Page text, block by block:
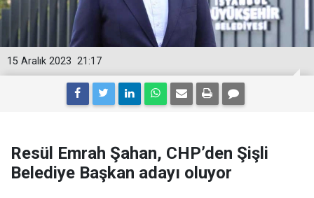
21:17
15 Aralık 2023
Resül Emrah Şahan, CHP’den Şişli
Belediye Başkan adayı oluyor